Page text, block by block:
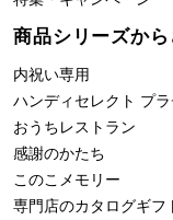
商品シリーズか
内祝い専用
ハンディセレクト プ
おうちレストラン
感謝のかたち
このこメモリー
専門店のカタログギフ